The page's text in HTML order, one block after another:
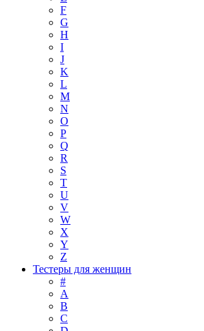
F
G
H
I
J
K
L
M
N
O
P
Q
R
S
T
U
V
W
X
Y
Z
Тестеры для женщин
#
A
B
C